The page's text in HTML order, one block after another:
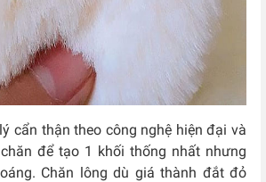
cẩn thận theo công nghệ hiện đại và
để tạo 1 khối thống nhất nhưng
Chăn lông dù giá thành đắt đỏ